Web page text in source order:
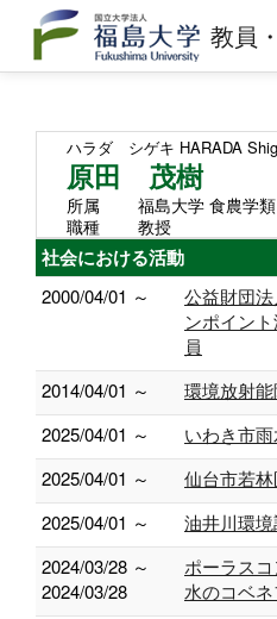
教員
ハラダ シゲキ HARADA
原田 茂樹
所属
福島大学 食農学
職種
教授
社会における活動
2000/04/01 ～
公益財団
ンポイン
員
2014/04/01 ～
環境放射
2025/04/01 ～
いわき市
2025/04/01 ～
仙台市若
2025/04/01 ～
油井川環
2024/03/28 ～
2024/03/28
ポーラス
水のコベ